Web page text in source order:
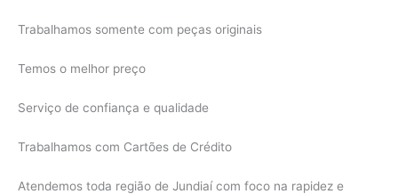
Trabalhamos somente com peças originais
Temos o melhor preço
Serviço de confiança e qualidade
Trabalhamos com Cartões de Crédito
Atendemos toda região de Jundiaí com foco na rapidez e